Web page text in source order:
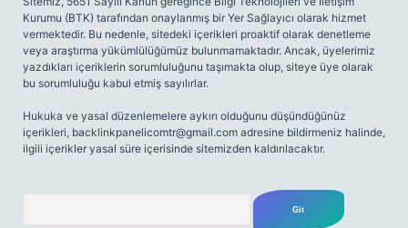
Kurumu (BTK) tarafından onaylanmış bir Yer Sağlayıcı olarak hizmet
vermektedir. Bu nedenle, sitedeki içerikleri proaktif olarak denetleme
veya araştırma yükümlülüğümüz bulunmamaktadır. Ancak, üyelerimiz
yazdıkları içeriklerin sorumluluğunu taşımakta olup, siteye üye olarak
bu sorumluluğu kabul etmiş sayılırlar.
Hukuka ve yasal düzenlemelere aykırı olduğunu düşündüğünüz
içerikleri, backlinkpanelicomtr@gmail.com adresine bildirmeniz halinde,
ilgili içerikler yasal süre içerisinde sitemizden kaldırılacaktır.